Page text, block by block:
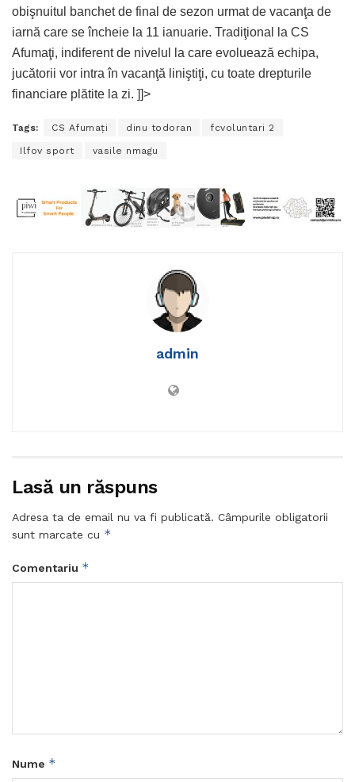
obişnuitul banchet de final de sezon urmat de vacanţa de
iarnă care se încheie la 11 ianuarie. Tradiţional la CS
Afumaţi, indiferent de nivelul la care evoluează echipa,
jucătorii vor intra în vacanţă liniştiţi, cu toate drepturile
financiare plătite la zi. ]]>
Tags: CS Afumaţi dinu todoran fcvoluntari 2
Ilfov sport vasile nmagu
admin
Lasă un răspuns
Adresa ta de email nu va fi publicată. Câmpurile obligatorii
sunt marcate cu *
Comentariu *
Nume *